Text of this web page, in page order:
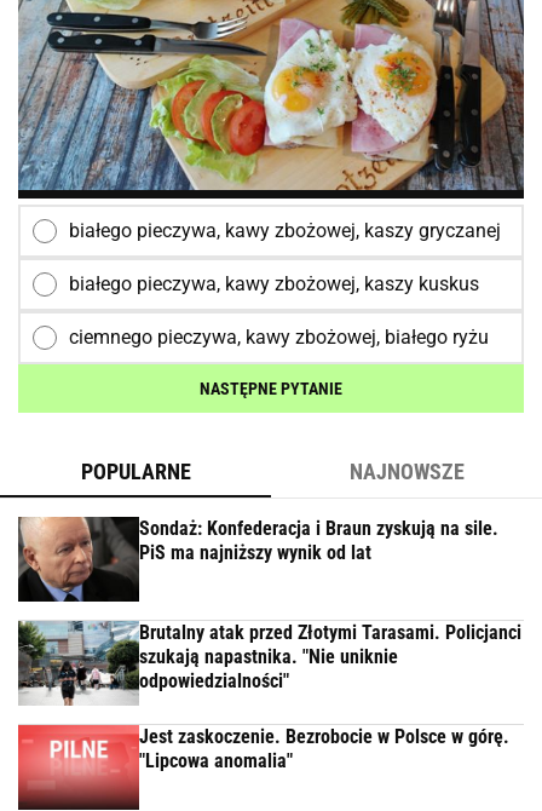
białego pieczywa, kawy zbożowej, kaszy gryczanej
białego pieczywa, kawy zbożowej, kaszy kuskus
ciemnego pieczywa, kawy zbożowej, białego ryżu
NASTĘPNE PYTANIE
POPULARNE NAJNOWSZE
Sondaż: Konfederacja i Braun zyskują na sile.
PiS ma najniższy wynik od lat
Brutalny atak przed Złotymi Tarasami. Policjanci
szukają napastnika. "Nie uniknie
odpowiedzialności"
Jest zaskoczenie. Bezrobocie w Polsce w górę.
"Lipcowa anomalia"